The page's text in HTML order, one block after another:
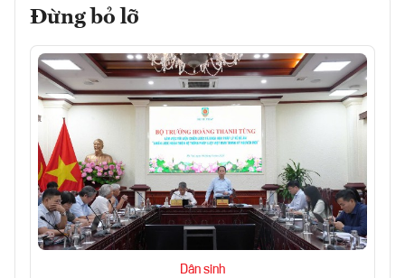
Đừng bỏ lỡ
Dân sinh